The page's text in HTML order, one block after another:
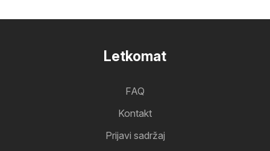
Letkomat
FAQ
Kontakt
Prijavi sadržaj